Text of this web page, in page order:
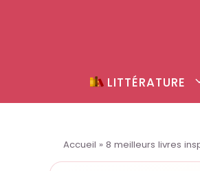
LITTÉRATURE
Accueil » 8 meilleurs livres